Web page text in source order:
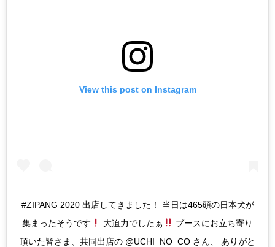
View this post on Instagram
#ZIPANG 2020 出店してきました！ 当日は465頭の日本犬が
集まったそうです
大迫力でしたぁ
ブースにお立ち寄り
頂いた皆さま、共同出店の @UCHI_NO_CO さん、 ありがと